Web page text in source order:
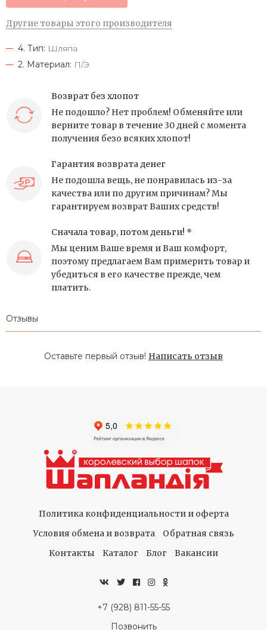
Другие товары этого производителя
4. Тип: Шляпа
2. Материал: П/Э
Возврат без хлопот
Не подошло? Нет проблем! Обменяйте или
верните товар в течение 30 дней с момента
получения безо всяких хлопот!
Гарантия возврата денег
Не подошла вещь, не понравилась из-за
качества или по другим причинам? Мы
гарантируем возврат Ваших средств!
Сначала товар, потом деньги! *
Мы ценим Ваше время и Ваш комфорт,
поэтому предлагаем Вам примерить товар и
убедиться в его качестве прежде, чем
платить.
Отзывы
Оставьте первый отзыв! Написать отзыв
Политика конфиденциальности и оферта
Условия обмена и возврата
Обратная связь
Контакты
Каталог Блог Вакансии
+7 (928) 811-55-55
Позвонить